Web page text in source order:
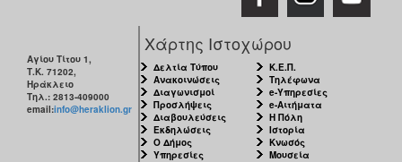
Αγίου Τίτου 1,
Τ.Κ. 71202,
Ηράκλειο
Τηλ.: 2813-409000
email:info@heraklion.gr
Χάρτης Ιστοχώρου
Δελτία Τύπου
Ανακοινώσεις
Διαγωνισμοί
Προσλήψεις
Διαβουλεύσεις
Εκδηλώσεις
Ο Δήμος
Υπηρεσίες
Κ.Ε.Π.
Τηλέφωνα
e-Υπηρεσίες
e-Αιτήματα
Η Πόλη
Ιστορία
Κνωσός
Μουσεία